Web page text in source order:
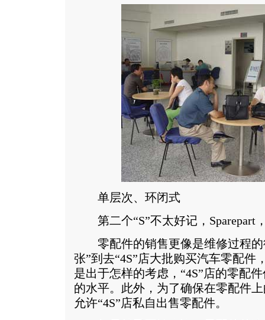
单层次、环闭式
第二个“S”不太好记，Sparepart
零配件的销售更像是维修过程的
张”到去“4S”店大批购买汽车零配件
是出于怎样的考虑，“4S”店的零配
的水平。此外，为了确保在零配件
允许“4S”店私自出售零配件。